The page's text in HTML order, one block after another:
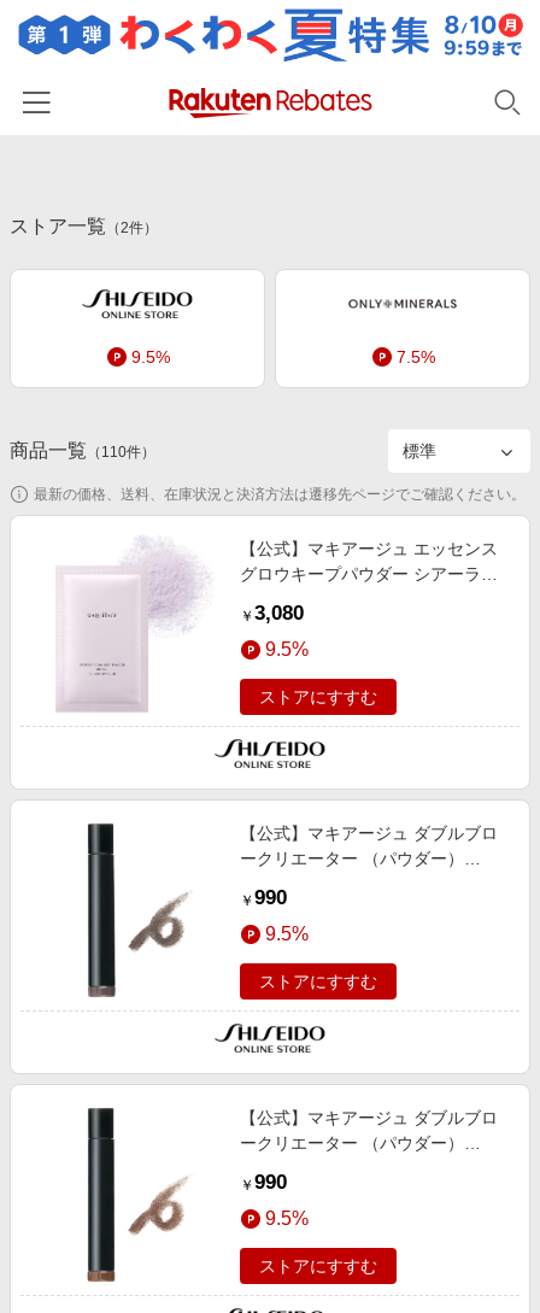
カテゴリー一覧
百貨店・総合ECモール
ファッション・インナー・小物
食品・スイーツ・お酒
家電・PC・スマホ・カメラ
スポーツ・アウトドア・ゴルフ
インテリア・寝具
ペット・花・DIY・車
旅行・レジャー・ホテル予約
金融・マネー・保険
デジタルコンテンツ
ビジネス・その他サービス
初回購入者限定特典
新着ストアのご紹介
電子書籍特集
楽天サービス特集
とことん買い物チャレンジ
Apple公式サイト×楽天カード分割払い
Qoo10メガポ
友達紹介
楽天IDでログイン/会員登録
ストア一覧 （2件）
9.5% 7.5%
商品一覧 （ 110件）
最新の価格、送料、在庫状況と決済方法は遷移先ページでご確認ください。
【公式】マキアージュ エッセンス
グロウキープパウダー シアーラベ
ウダー＞ 8g/つや/透明感/化粧持ち
￥ 3,080
9.5%
ストアにすすむ
【公式】マキアージュ ダブルブロ
ークリエーター （パウダー）
ロー＞ 0.3g/立体感
￥ 990
9.5%
ストアにすすむ
【公式】マキアージュ ダブルブロ
ークリエーター （パウダー）
ロー＞ 0.3g/立体感
￥ 990
9.5%
ストアにすすむ